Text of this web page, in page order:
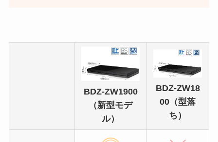
BDZ-ZW1900
（新型モデ
ル）
BDZ-ZW18
00（型落
ち）